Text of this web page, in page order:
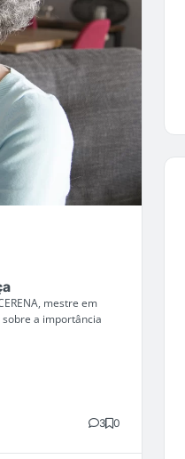
mestre em
a importância
3 0